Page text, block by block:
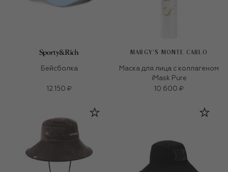
Бейсболка
12 150 ₽
MARGY’S MONTE CARLO
Маска для лица с коллагеном
iMask Pure
10 600 ₽